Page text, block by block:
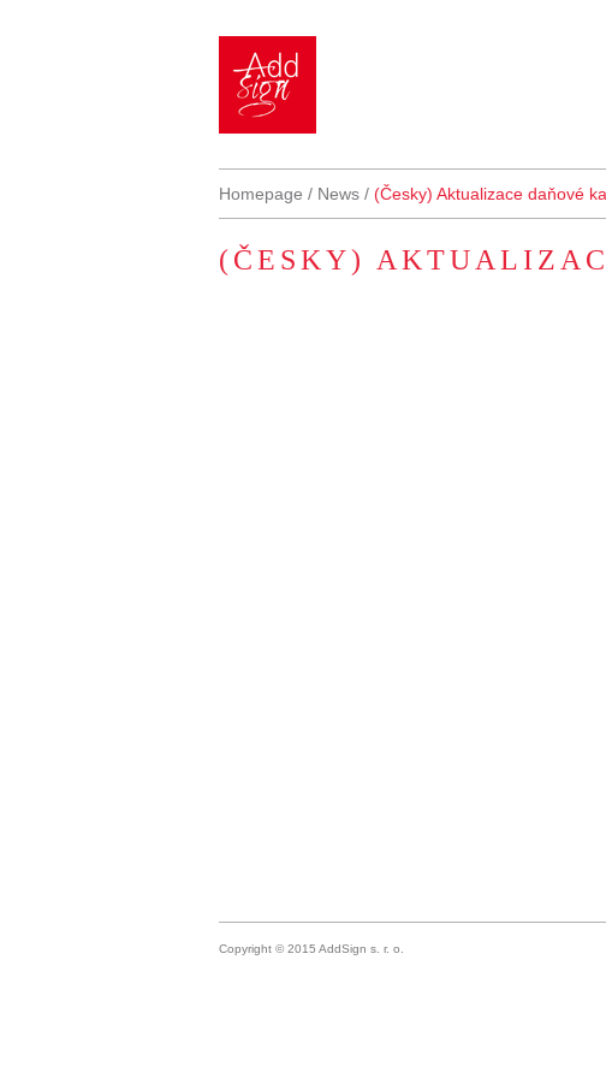
Homepage / News / (Česky) Aktualizace daňové
(ČESKY)
Copyright © 2015 AddSign s. r. o.